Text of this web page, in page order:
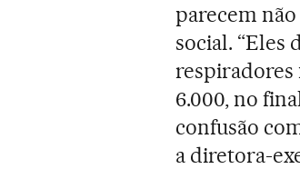
parecem
social. “Eles
respiradores
6.000, no
confusão
a diretora-